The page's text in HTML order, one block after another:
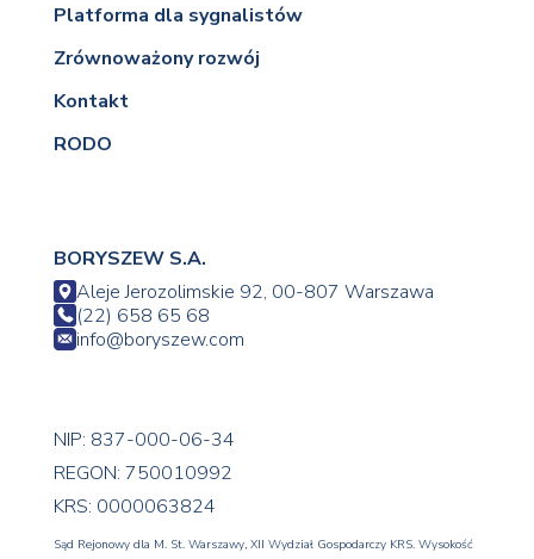
Platforma dla sygnalistów
Zrównoważony rozwój
Kontakt
RODO
BORYSZEW S.A.
Aleje Jerozolimskie 92, 00-807 Warszawa
(22) 658 65 68
info@boryszew.com
NIP: 837-000-06-34
REGON: 750010992
KRS: 0000063824
Sąd Rejonowy dla M. St. Warszawy, XII Wydział Gospodarczy KRS. Wysokość